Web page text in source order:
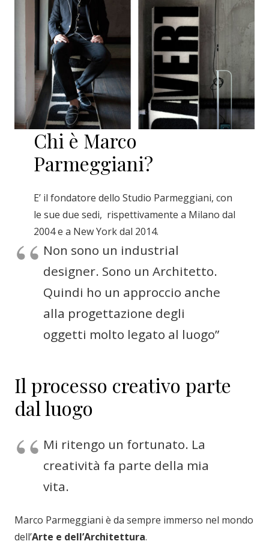
Chi è Marco
Parmeggiani?
E’ il fondatore dello Studio Parmeggiani, con
le sue due sedi, rispettivamente a Milano dal
2004 e a New York dal 2014.
Non sono un industrial
designer. Sono un Architetto.
Quindi ho un approccio anche
alla progettazione degli
oggetti molto legato al luogo”
Il processo creativo parte
dal luogo
Mi ritengo un fortunato. La
creatività fa parte della mia
vita.
Marco Parmeggiani è da sempre immerso nel mondo
dell’Arte e dell’Architettura.